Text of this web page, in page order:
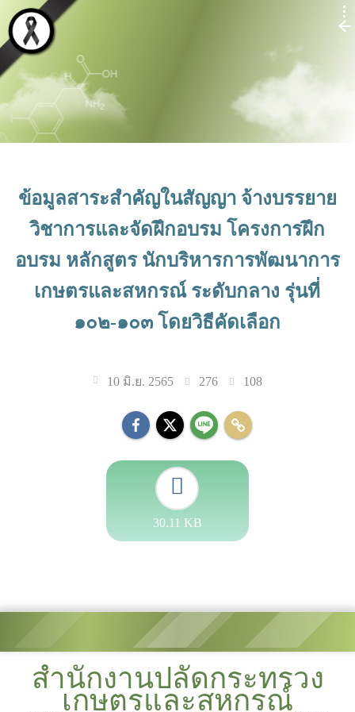
ข้อมูลสาระสำคัญในสัญญา จ้างบรรยาย
วิชาการและจัดฝึกอบรม โครงการฝึก
อบรม หลักสูตร นักบริหารการพัฒนาการ
เกษตรและสหกรณ์ ระดับกลาง รุ่นที่
๑๐๒-๑๐๓ โดยวิธีคัดเลือก
10 มิ.ย. 2565 276 108
30.11 KB
สำนักงานปลัดกระทรวง
เกษตรและสหกรณ์